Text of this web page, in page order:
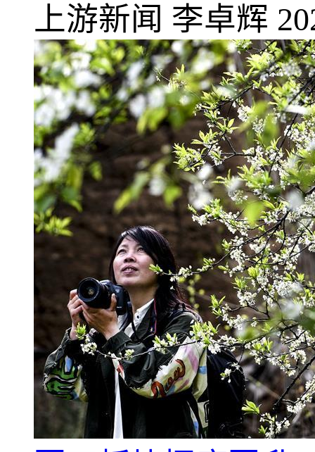
上游新闻 李卓辉